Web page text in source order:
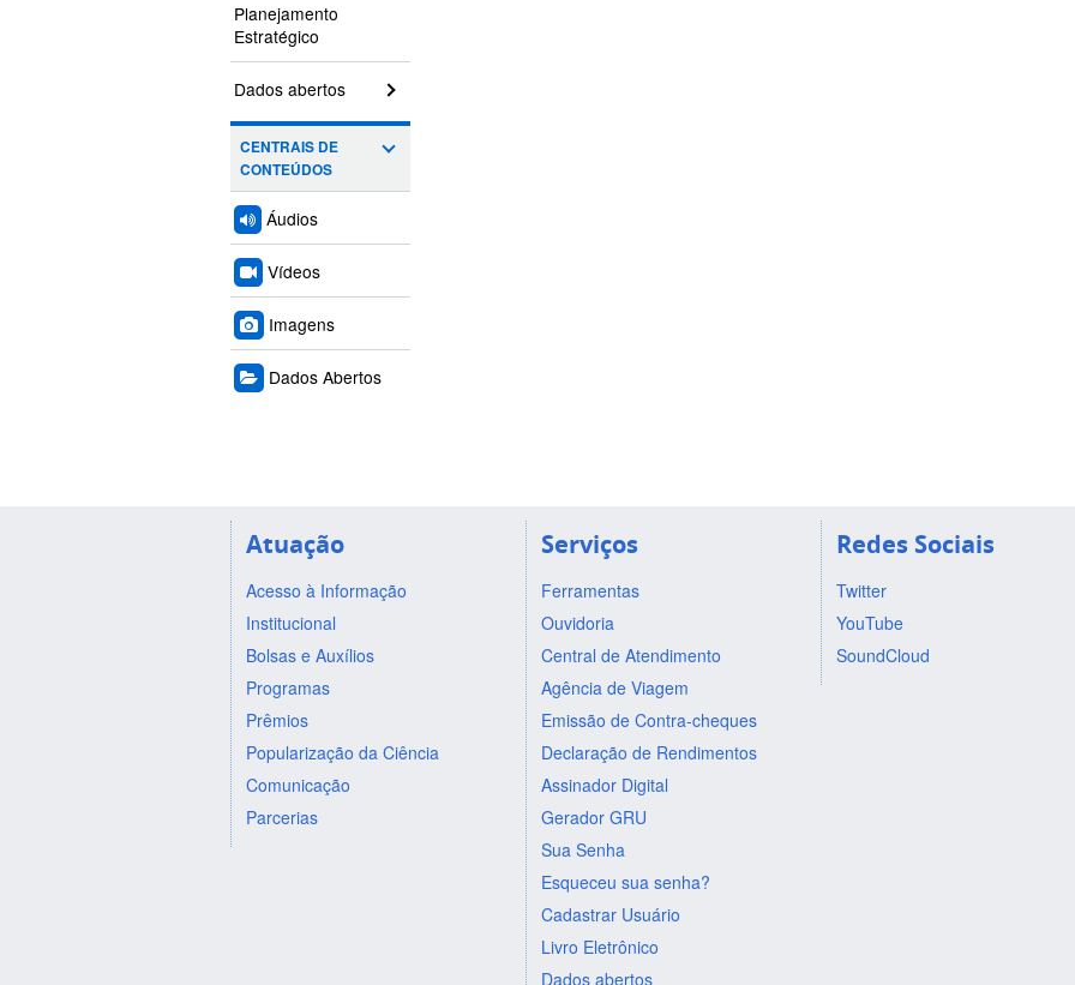
Planejamento
Estratégico
Dados abertos
CENTRAIS DE
CONTEÚDOS
Áudios
Vídeos
Imagens
Dados Abertos
Atuação
Acesso à Informação
Institucional
Bolsas e Auxílios
Programas
Prêmios
Popularização da Ciência
Comunicação
Parcerias
Serviços
Ferramentas
Ouvidoria
Central de Atendimento
Agência de Viagem
Emissão de Contra-cheques
Declaração de Rendimentos
Assinador Digital
Gerador GRU
Sua Senha
Esqueceu sua senha?
Cadastrar Usuário
Livro Eletrônico
Dados abertos
Redes Sociais
Twitter
YouTube
SoundCloud